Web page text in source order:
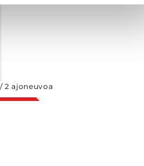
/2 ajoneuvoa